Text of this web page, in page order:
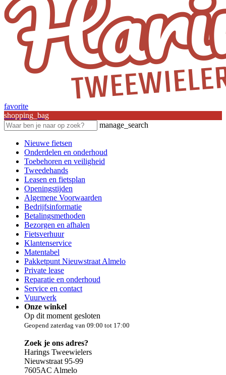
favorite
shopping_bag
manage_search
Nieuwe fietsen
Onderdelen en onderhoud
Toebehoren en veiligheid
Tweedehands
Leasen en fietsplan
Openingstijden
Algemene Voorwaarden
Bedrijfsinformatie
Betalingsmethoden
Bezorgen en afhalen
Fietsverhuur
Klantenservice
Matentabel
Pakketpunt Nieuwstraat Almelo
Private lease
Reparatie en onderhoud
Service en contact
Vuurwerk
Onze winkel
Op dit moment gesloten
Geopend zaterdag van 09:00 tot 17:00
Zoek je ons adres?
Harings Tweewielers
Nieuwstraat 95-99
7605AC Almelo